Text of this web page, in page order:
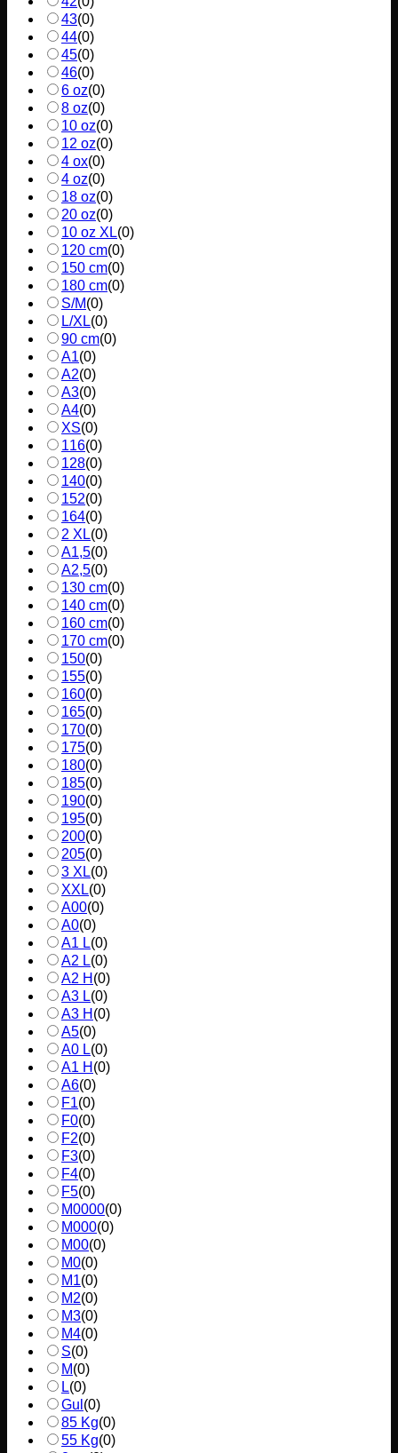
43(0)
44(0)
45(0)
46(0)
6 oz(0)
8 oz(0)
10 oz(0)
12 oz(0)
4 ox(0)
4 oz(0)
18 oz(0)
20 oz(0)
10 oz XL(0)
120 cm(0)
150 cm(0)
180 cm(0)
S/M(0)
L/XL(0)
90 cm(0)
A1(0)
A2(0)
A3(0)
A4(0)
XS(0)
116(0)
128(0)
140(0)
152(0)
164(0)
2 XL(0)
A1,5(0)
A2,5(0)
130 cm(0)
140 cm(0)
160 cm(0)
170 cm(0)
150(0)
155(0)
160(0)
165(0)
170(0)
175(0)
180(0)
185(0)
190(0)
195(0)
200(0)
205(0)
3 XL(0)
XXL(0)
A00(0)
A0(0)
A1 L(0)
A2 L(0)
A2 H (0)
A3 L(0)
A3 H (0)
A5(0)
A0 L(0)
A1 H (0)
A6(0)
F1(0)
F0(0)
F2(0)
F3(0)
F4(0)
F5(0)
M0000(0)
M000(0)
M00(0)
M0(0)
M1(0)
M2(0)
M3(0)
M4(0)
S(0)
M(0)
L(0)
Gul (0)
85 Kg(0)
55 Kg(0)